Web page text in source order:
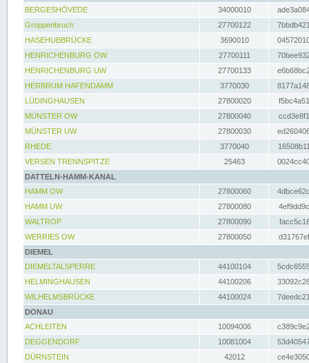
BERGESHÖVEDE
34000010
Groppenbruch
27700122
HASEHUBBRÜCKE
3690010
HENRICHENBURG OW
27700111
HENRICHENBURG UW
27700133
HERBRUM HAFENDAMM
3770030
LÜDINGHAUSEN
27800020
MÜNSTER OW
27800040
MÜNSTER UW
27800030
RHEDE
3770040
VERSEN TRENNSPITZE
25463
DATTELN-HAMM-KANAL
HAMM OW
27800060
HAMM UW
27800080
WALTROP
27800090
WERRIES OW
27800050
DIEMEL
DIEMELTALSPERRE
44100104
HELMINGHAUSEN
44100206
WILHELMSBRÜCKE
44100024
DONAU
ACHLEITEN
10094006
DEGGENDORF
10081004
DÜRNSTEIN
42012